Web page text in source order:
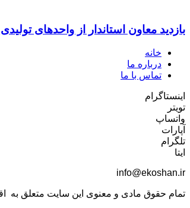
بازدید معاون استاندار از واحدهای
خانه
درباره ما
تماس با ما
اینستاگرام
تویتر
واتساپ
آپارات
تلگرام
ایتا
info@ekoshan.ir
تمام حقوق مادی و معنوی این سایت متعلق به